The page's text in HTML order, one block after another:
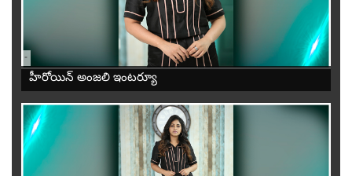
-
హీరోయిన్ అంజలి ఇంటర్యూ